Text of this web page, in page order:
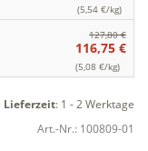
(5,54 €/kg)
127,80 €
116,75 €
(5,08 €/kg)
Lieferzeit: 1 - 2 Werktage
Art.-Nr.: 100809-01